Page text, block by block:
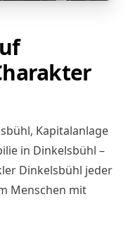
Kapitalanlage
in Dinkelsbühl –
Dinkelsbühl jeder
Menschen mit